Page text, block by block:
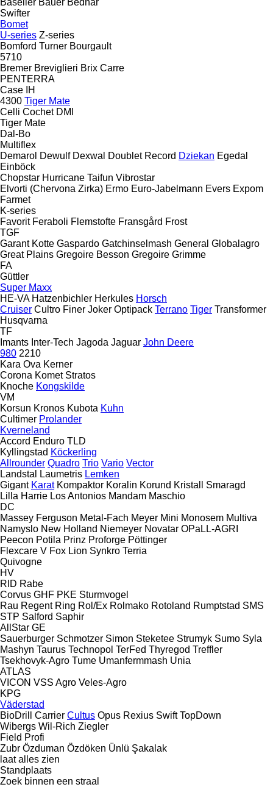
Swifter
Bomet
U-series Z-series
Bomford Turner Bourgault
5710
Bremer Breviglieri Brix Carre
PENTERRA
Case IH
4300 Tiger Mate
Celli Cochet DMI
Tiger Mate
Dal-Bo
Multiflex
Demarol Dewulf Dexwal Doublet Record Dziekan Egedal
Einböck
Chopstar Hurricane Taifun Vibrostar
Elvorti (Chervona Zirka) Ermo Euro-Jabelmann Evers Expom
Farmet
K-series
Favorit Feraboli Flemstofte Fransgård Frost
TGF
Garant Kotte Gaspardo Gatchinselmash General Globalagro
Great Plains Gregoire Besson Gregoire Grimme
FA
Güttler
Super Maxx
HE-VA Hatzenbichler Herkules Horsch
Cruiser Cultro Finer Joker Optipack Terrano Tiger Transformer
Husqvarna
TF
Imants Inter-Tech Jagoda Jaguar John Deere
980 2210
Kara Ova Kerner
Corona Komet Stratos
Knoche Kongskilde
VM
Korsun Kronos Kubota Kuhn
Cultimer Prolander
Kverneland
Accord Enduro TLD
Kyllingstad Köckerling
Allrounder Quadro Trio Vario Vector
Landstal
Laumetris Lemken
Gigant Karat Kompaktor Koralin Korund Kristall
Smaragd
Lilla Harrie Los Antonios Mandam Maschio
DC
Massey Ferguson Metal-Fach Meyer Mini Monosem Multiva
Namyslo New Holland Niemeyer Novatar OPaLL-AGRI
Peecon Potila Prinz Proforge Pöttinger
Flexcare V Fox Lion Synkro Terria
Quivogne
HV
RID Rabe
Corvus GHF PKE Sturmvogel
Rau Regent Ring Rol/Ex Rolmako Rotoland Rumptstad SMS
STP Salford Saphir
AllStar GE
Sauerburger Schmotzer Simon Steketee Strumyk Sumo Syla
Mashyn Taurus Technopol TerFed Thyregod Treffler
Tsekhovyk-Agro Tume Umanfermmash Unia
ATLAS
VICON VSS Agro Veles-Agro
KPG
Väderstad
BioDrill
Carrier Cultus Opus Rexius Swift TopDown
Wibergs Wil-Rich Ziegler
Field Profi
Zubr Özduman Özdöken Ünlü Şakalak
laat alles zien
Standplaats
Zoek binnen een straal